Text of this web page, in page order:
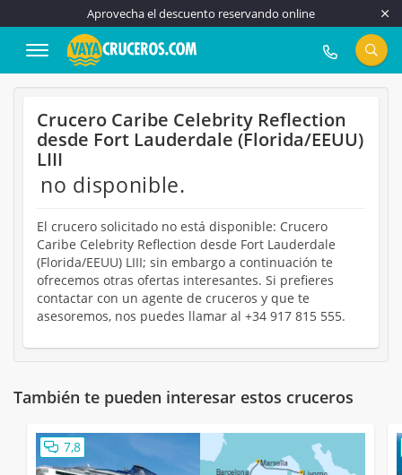
Aprovecha el descuento reservando online
917 815 555
Crucero Caribe Celebrity Reflection
desde Fort Lauderdale (Florida/EEUU)
LIII
no disponible.
El crucero solicitado no está disponible: Crucero
Caribe Celebrity Reflection desde Fort Lauderdale
(Florida/EEUU) LIII; sin embargo a continuación te
ofrecemos otras ofertas interesantes. Si prefieres
contactar con un agente de cruceros y que te
asesoremos, nos puedes llamar al +34 917 815 555.
También te pueden interesar estos cruceros
7,8